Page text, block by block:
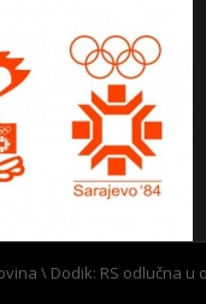
\ Dodik: RS odlučna